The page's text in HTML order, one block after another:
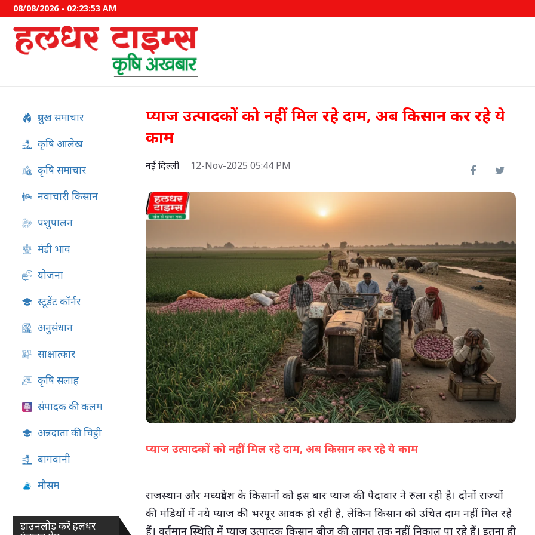
08/08/2026 - 02:23:53 AM
प्रमुख समाचार
कृषि आलेख
कृषि समाचार
नवाचारी किसान
पशुपालन
मंडी भाव
योजना
स्टूडेंट कॉर्नर
अनुसंधान
साक्षात्कार
कृषि सलाह
संपादक की कलम
अन्नदाता की चिट्ठी
बागवानी
मौसम
डाउनलोड करें हलधर
प्याज उत्पादकों को नहीं मिल रहे दाम, अब किसान कर रहे ये
काम
नई दिल्ली 12-Nov-2025 05:44 PM
प्याज उत्पादकों को नहीं मिल रहे दाम, अब किसान कर रहे ये काम
राजस्थान और मध्यप्रदेश के किसानों को इस बार प्याज की पैदावार ने रुला रही है। दोनों राज्यों
की मंडियों में नये प्याज की भरपूर आवक हो रही है, लेकिन किसान को उचित दाम नहीं मिल रहे
हैं। वर्तमान स्थिति में प्याज उत्पादक किसान बीज की लागत तक नहीं निकाल पा रहे हैं। इतना ही
इफको-एमसी ने बाजार उतारे दो नए
07-Aug-2026 05:02 PM
रामसर में स्थापित होगी अत्याधुनिक
'गोट सीमन लैब
07-Aug-2026 12:28 PM